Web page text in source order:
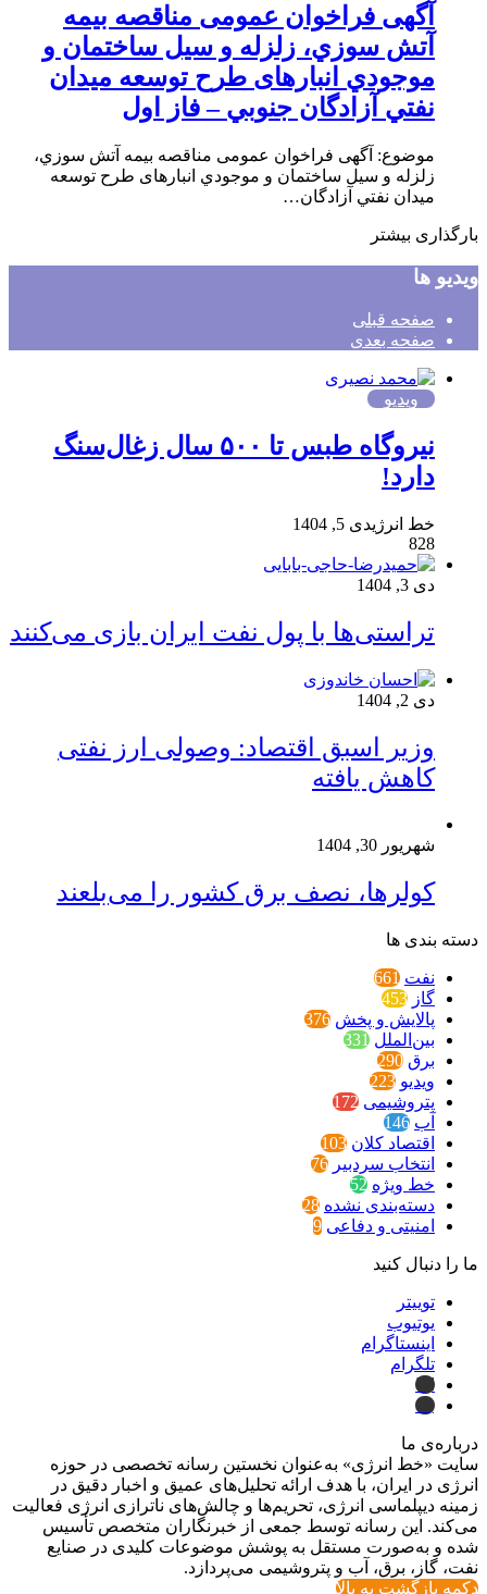
آگهی فراخوان عمومی مناقصه بيمه
آتش سوزي، زلزله و سیل ساختمان و
موجودي انبارهای طرح توسعه ميدان
نفتي آزادگان جنوبي – فاز اول
موضوع: آگهی فراخوان عمومی مناقصه بيمه آتش سوزي،
زلزله و سیل ساختمان و موجودي انبارهای طرح توسعه
ميدان نفتي آزادگان…
بارگذاری بیشتر
ویدیو ها
صفحه قبلی
صفحه بعدی
ویدیو
نیروگاه طبس تا ۵۰۰ سال زغال‌سنگ
دارد!
خط انرژیدی 5, 1404
828
دی 3, 1404
تراستی‌ها با پول نفت ایران بازی می‌کنند
دی 2, 1404
وزیر اسبق اقتصاد: وصولی ارز نفتی
کاهش یافته
شهریور 30, 1404
کولرها، نصف برق کشور را می‌بلعند
دسته بندی ها
نفت 661
گاز 453
پالایش و پخش 376
بین‌الملل 331
برق 290
ویدیو 223
پتروشیمی 172
آب 146
اقتصاد کلان 103
انتخاب سردبیر 76
خط ویژه 52
دسته‌بندی نشده 28
امنیتی و دفاعی 9
ما را دنبال کنید
توییتر
یوتیوب
اینستاگرام
تلگرام
ایتا
بله
درباره‌ی ما
سایت «خط انرژی» به‌عنوان نخستین رسانه تخصصی در حوزه
انرژی در ایران، با هدف ارائه تحلیل‌های عمیق و اخبار دقیق در
زمینه دیپلماسی انرژی، تحریم‌ها و چالش‌های ناترازی انرژی فعالیت
می‌کند. این رسانه توسط جمعی از خبرنگاران متخصص تأسیس
شده و به‌صورت مستقل به پوشش موضوعات کلیدی در صنایع
نفت، گاز، برق، آب و پتروشیمی می‌پردازد.
دکمه بازگشت به بالا